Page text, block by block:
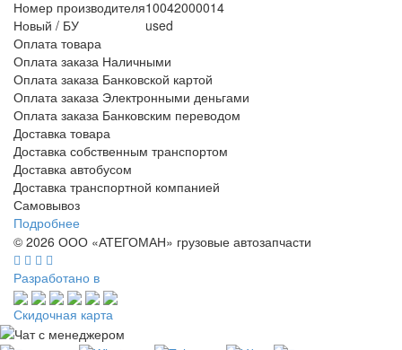
Номер производителя10042000014
Новый / БУ
used
Оплата товара
Оплата заказа Наличными
Оплата заказа Банковской картой
Оплата заказа Электронными деньгами
Оплата заказа Банковским переводом
Доставка товара
Доставка собственным транспортом
Доставка автобусом
Доставка транспортной компанией
Самовывоз
Подробнее
© 2026 ООО «АТЕГОМАН» грузовые автозапчасти
Разработано в
Скидочная карта